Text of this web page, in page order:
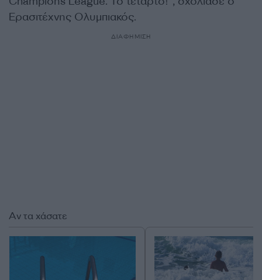
Ερασιτέχνης Ολυμπιακός.
ΔΙΑΦΗΜΙΣΗ
Αν τα χάσατε